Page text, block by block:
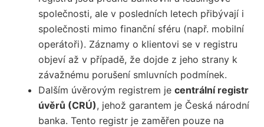
společnosti, ale v posledních letech přibývají i
společnosti mimo finanční sféru (např. mobilní
operátoři). Záznamy o klientovi se v registru
objeví až v případě, že dojde z jeho strany k
závažnému porušení smluvních podmínek.
Dalším úvěrovým registrem je centrální registr
úvěrů (CRÚ), jehož garantem je Česká národní
banka. Tento registr je zaměřen pouze na